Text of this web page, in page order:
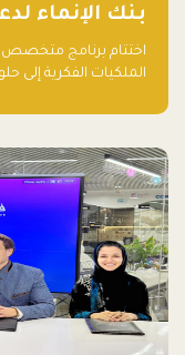
بنك الإنماء
اختتام برنامج متخصص
الملكيات الفكرية إلى